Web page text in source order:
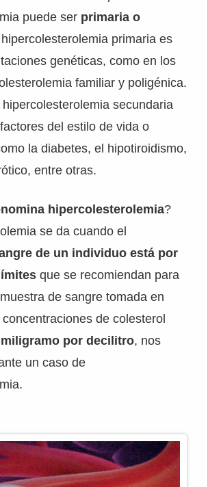
puede ser primaria o
primaria es
genéticas, como en los
familiar y poligénica.
secundaria
del estilo de vida o
la diabetes, el hipotiroidismo,
entre otras.
hipercolesterolemia?
se da cuando el
de un individuo está por
que se recomiendan para
de sangre tomada en
de colesterol
miligramo por decilitro, nos
un caso de